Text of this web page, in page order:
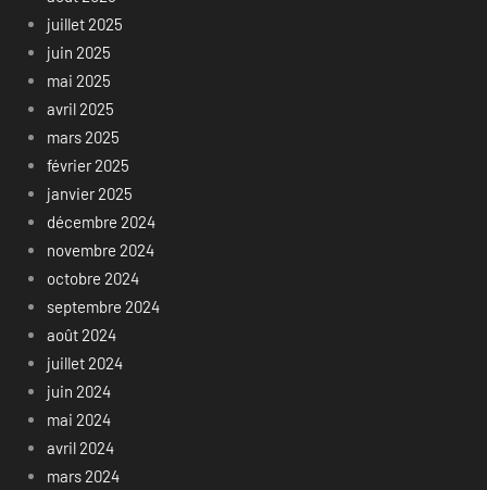
juillet 2025
juin 2025
mai 2025
avril 2025
mars 2025
février 2025
janvier 2025
décembre 2024
novembre 2024
octobre 2024
septembre 2024
août 2024
juillet 2024
juin 2024
mai 2024
avril 2024
mars 2024